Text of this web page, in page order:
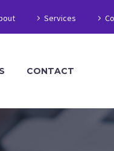
Services
CONTACT